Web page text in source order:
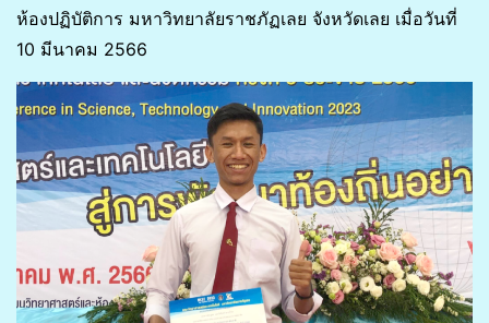
ห้องปฏิบัติการ มหาวิทยาลัยราชภัฏเลย จังหวัดเลย เมื่อวันที่
10 มีนาคม 2566